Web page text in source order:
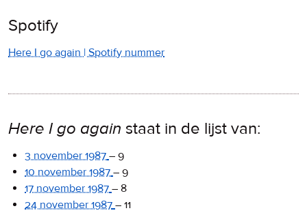
Spotify
Here I go again | Spotify nummer
Here I go again staat in de lijst van:
3 november 1987 – 9
10 november 1987 – 9
17 november 1987 – 8
24 november 1987 – 11